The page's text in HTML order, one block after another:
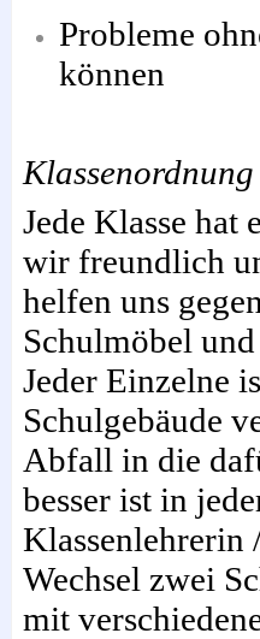
Probleme
können
Klassenordnung
Jede Klasse hat
wir freundlich
helfen uns
Schulmöbel
Jeder Einzelne
Schulgebäude
Abfall in die
besser ist in
Klassenlehrerin
Wechsel zwei
mit